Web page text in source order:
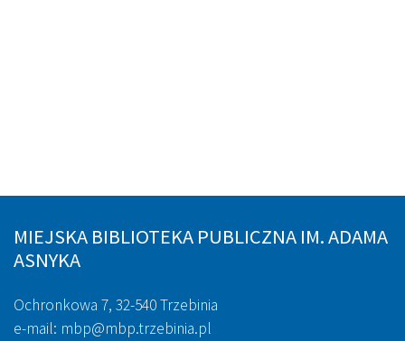
MIEJSKA BIBLIOTEKA PUBLICZNA IM. ADAMA
ASNYKA
Ochronkowa 7, 32-540 Trzebinia
e-mail: mbp@mbp.trzebinia.pl